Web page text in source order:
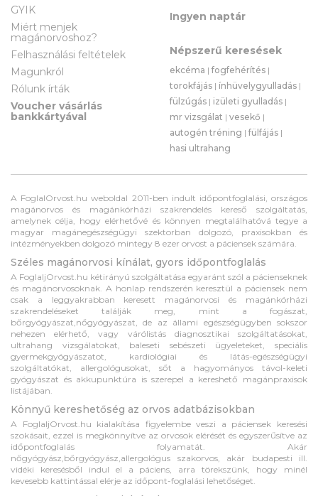
GYIK
Miért menjek
magánorvoshoz?
Felhasználási feltételek
Magunkról
Rólunk írták
Voucher vásárlás
bankkártyával
Ingyen naptár
Népszerű keresések
ekcéma |fogfehérítés |
torokfájás | ínhüvelygyulladás |
fülzúgás | izületi gyulladás |
mr vizsgálat | vesekő |
autogén tréning |fülfájás |
hasi ultrahang
A FoglalOrvost.hu weboldal 2011-ben indult időpontfoglalási, országos
magánorvos és magánkórházi szakrendelés kereső szolgáltatás,
amelynek célja, hogy elérhetővé és könnyen megtalálhatóvá tegye a
magyar magánegészségügyi szektorban dolgozó, praxisokban és
intézményekben dolgozó mintegy 8 ezer orvost a páciensek számára.
Széles magánorvosi kínálat, gyors időpontfoglalás
A FoglaljOrvost.hu kétirányú szolgáltatása egyaránt szól a pácienseknek
és magánorvosoknak. A honlap rendszerén keresztül a páciensek nem
csak a leggyakrabban keresett magánorvosi és magánkórházi
szakrendeléseket találják meg, mint a fogászat,
bőrgyógyászat,nőgyógyászat, de az állami egészségügyben sokszor
nehezen elérhető, vagy várólistás diagnosztikai szolgáltatásokat,
ultrahang vizsgálatokat, baleseti sebészeti ügyeleteket, speciális
gyermekgyógyászatot, kardiológiai és látás-egészségügyi
szolgáltatókat, allergológusokat, sőt a hagyományos távol-keleti
gyógyászat és akkupunktúra is szerepel a kereshető magánpraxisok
listájában.
Könnyű kereshetőség az orvos adatbázisokban
A FoglaljOrvost.hu kialakítása figyelembe veszi a páciensek keresési
szokásait, ezzel is megkönnyítve az orvosok elérését és egyszerűsítve az
időpontfoglalás folyamatát. Akár
nőgyógyász,bőrgyógyász,allergológus szakorvos, akár budapesti ill.
vidéki keresésből indul el a páciens, arra törekszünk, hogy minél
kevesebb kattintással elérje az időpont-foglalási lehetőséget.